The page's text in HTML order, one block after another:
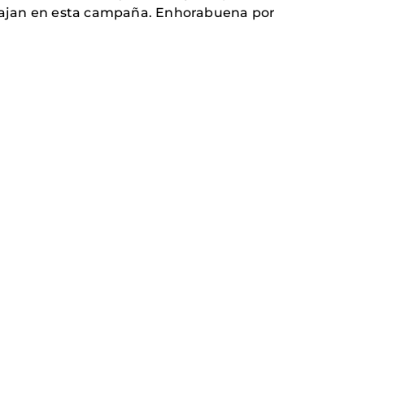
en esta campaña. Enhorabuena por